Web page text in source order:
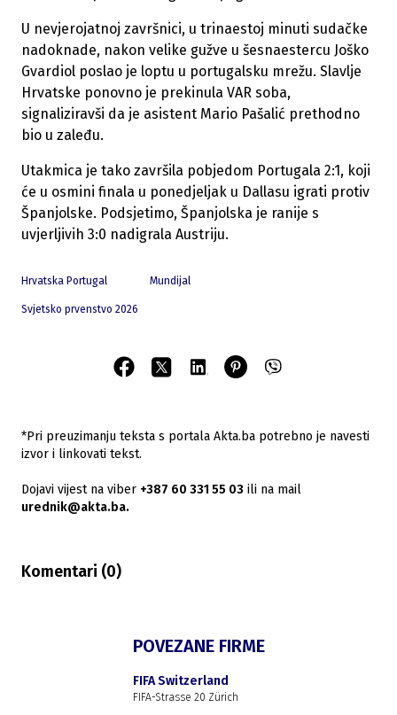
U nevjerojatnoj završnici, u trinaestoj minuti sudačke
nadoknade, nakon velike gužve u šesnaestercu Joško
Gvardiol poslao je loptu u portugalsku mrežu. Slavlje
Hrvatske ponovno je prekinula VAR soba,
signaliziravši da je asistent Mario Pašalić prethodno
bio u zaleđu.
Utakmica je tako završila pobjedom Portugala 2:1, koji
će u osmini finala u ponedjeljak u Dallasu igrati protiv
Španjolske. Podsjetimo, Španjolska je ranije s
uvjerljivih 3:0 nadigrala Austriju.
Hrvatska Portugal Mundijal
Svjetsko prvenstvo 2026
*Pri preuzimanju teksta s portala Akta.ba potrebno je navesti
izvor i linkovati tekst.
Dojavi vijest na viber +387 60 331 55 03 ili na mail
urednik@akta.ba.
Komentari (0)
POVEZANE FIRME
FIFA Switzerland
FIFA-Strasse 20 Zürich